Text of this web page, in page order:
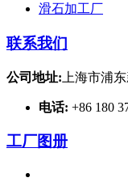
滑石加工厂
联系我们
公司地址: 上海市浦
电话: +86 180
工厂图册